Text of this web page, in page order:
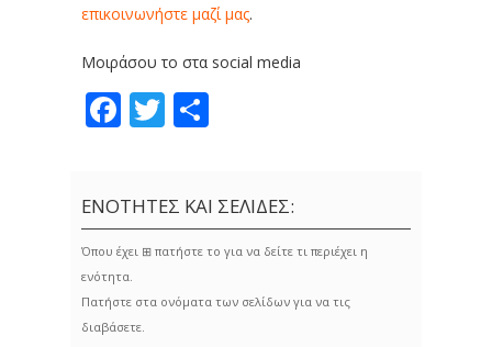
επικοινωνήστε μαζί μας.
Μοιράσου το στα social media
Facebook
Twitter
ΕΝΟΤΗΤΕΣ ΚΑΙ ΣΕΛΙΔΕΣ:
Όπου έχει ⊞ πατήστε το για να δείτε τι περιέχει η
ενότητα.
Πατήστε στα ονόματα των σελίδων για να τις
διαβάσετε.